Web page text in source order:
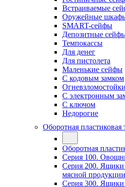
Встраиваемые
Оружейные
SMART-сейфы
Депозитные
Темпокассы
Для денег
Для пистолета
Маленькие сейфы
С кодовым замком
С электронным
С ключом
Недорогие
Оборотная пластиковая
Оборотная
Серия 100.
Серия 200. Ящики
мясной
Серия 300. Ящики